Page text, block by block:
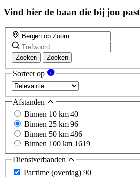
Vind hier de baan die bij jou past
Zoeken Zoeken
Sorteer op
Afstanden
Binnen 10 km 40
Binnen 25 km 96
Binnen 50 km 486
Binnen 100 km 1619
Dienstverbanden
Parttime (overdag) 90